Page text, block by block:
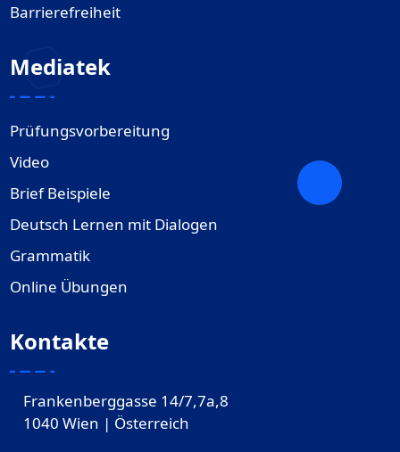
Barrierefreiheit
Mediatek
Prüfungsvorbereitung
Video
Brief Beispiele
Deutsch Lernen mit Dialogen
Grammatik
Online Übungen
Kontakte
Frankenberggasse 14/7,7a,8
1040 Wien | Österreich